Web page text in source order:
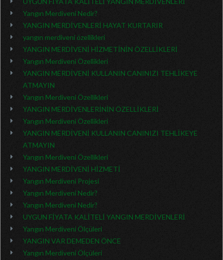
Yangın Merdiveni Nedir?
YANGIN MERDİVENLERİ HAYAT KURTARIR
yangın merdiveni özellikleri
YANGIN MERDİVENİ HİZMETİNİN ÖZELLİKLERİ
Yangın Merdiveni Özellikleri
YANGIN MERDİVENİ KULLANIN CANINIZI TEHLİKEYE
ATMAYIN
Yangın Merdiveni Özellikleri
YANGIN MERDİVENLERİNİN ÖZELLİKLERİ
Yangın Merdiveni Özellikleri
YANGIN MERDİVENİ KULLANIN CANINIZI TEHLİKEYE
ATMAYIN
Yangın Merdiveni Özellikleri
YANGIN MERDİVENİ HİZMETİ
Yangın Merdiveni Projesi
Yangın Merdiveni Nedir?
Yangın Merdiveni Nedir?
UYGUN FİYATA KALİTELİ YANGIN MERDİVENLERİ
Yangın Merdiveni Ölçüleri
YANGIN VAR DEMEDEN ÖNCE
Yangın Merdiveni Ölçüleri